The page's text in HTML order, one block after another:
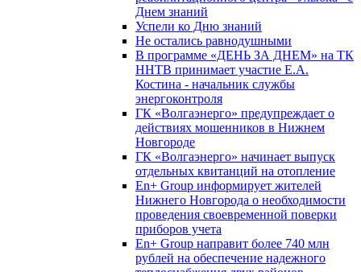
Днем знаний
Успели ко Дню знаний
Не остались равнодушными
В программе «ДЕНЬ ЗА ДНЕМ» на ТК
ННТВ принимает участие Е.А.
Костина - начальник службы
энергоконтроля
ГК «Волгаэнерго» предупреждает о
действиях мошенников в Нижнем
Новгороде
ГК «Волгаэнерго» начинает выпуск
отдельных квитанций на отопление
En+ Group информирует жителей
Нижнего Новгорода о необходимости
проведения своевременной поверки
приборов учета
En+ Group направит более 740 млн
рублей на обеспечение надежного